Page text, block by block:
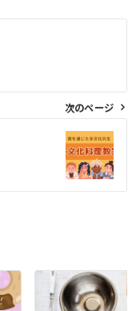
次のページ